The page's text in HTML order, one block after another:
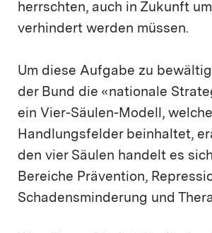
herrschten, auch in Zukunft
verhindert werden müssen.
Um diese Aufgabe zu
der Bund die «nationale
ein Vier-Säulen-Modell,
Handlungsfelder beinhaltet,
den vier Säulen handelt es
Bereiche Prävention,
Schadensminderung und